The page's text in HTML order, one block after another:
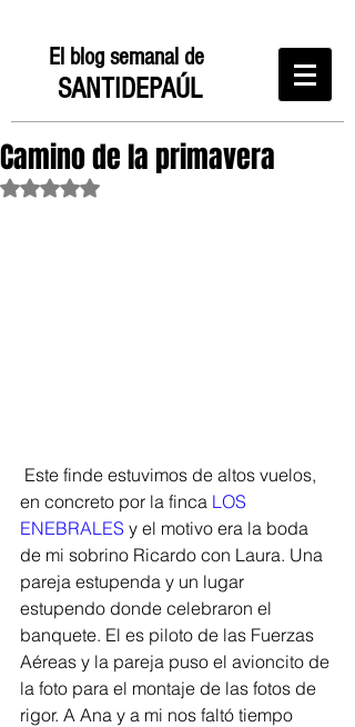
El blog semanal de
SANTIDEPAÚL
Camino de la primavera
Obtuvo NaN de 5 estrellas.
en concreto por la finca LOS
ENEBRALES y el motivo era la boda
de mi sobrino Ricardo con Laura. Una
pareja estupenda y un lugar
estupendo donde celebraron el
banquete. El es piloto de las Fuerzas
Aéreas y la pareja puso el avioncito de
la foto para el montaje de las fotos de
rigor. A Ana y a mi nos faltó tiempo